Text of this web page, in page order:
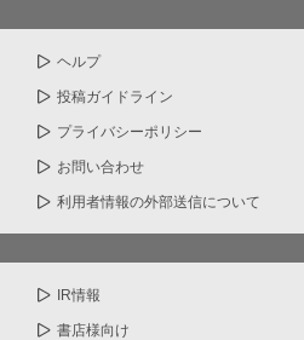
ヘルプ
投稿ガイドライン
プライバシーポリシー
お問い合わせ
利用者情報の外部送信について
IR情報
書店様向け